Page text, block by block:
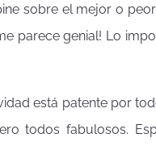
sobre el mejor o
parece genial! Lo
está patente por
todos fabulosos.